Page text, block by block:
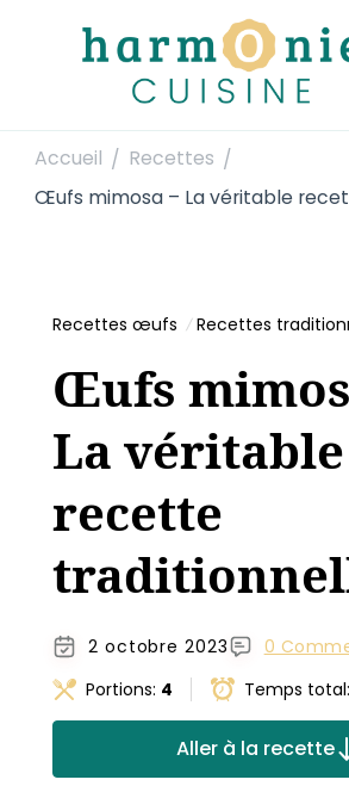
Harmonie Cuisine
Accueil / Recettes /
Œufs mimosa – La véritable
Recettes œufs Recettes
Œufs
La véritable
recette
2 octobre 2023
0
Portions: 4 Temps total:
Aller à la recette